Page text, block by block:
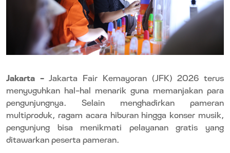
Jakarta –Jakarta Fair Kemayoran (JFK) 2026 terus
menyuguhkan hal-hal menarik guna memanjakan para
pengunjungnya. Selain menghadirkan pameran
multiproduk, ragam acara hiburan hingga konser musik,
pengunjung bisa menikmati pelayanan gratis yang
ditawarkan peserta pameran.